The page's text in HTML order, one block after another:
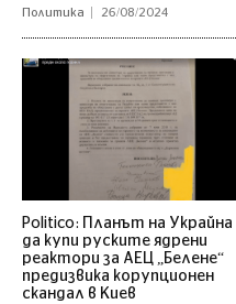
Политика 26/08/2024
Politico: Планът на Украйна
да купи руските ядрени
реактори за АЕЦ „Белене“
предизвика корупционен
скандал в Киев